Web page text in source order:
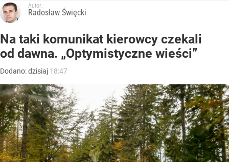
Autor:
Radosław Święcki
Na taki komunikat kierowcy czekali
od dawna. „Optymistyczne wieści”
Dodano:dzisiaj 18:47